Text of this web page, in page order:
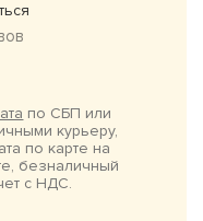
по СБП или
курьеру,
по карте на
безналичный
с НДС.